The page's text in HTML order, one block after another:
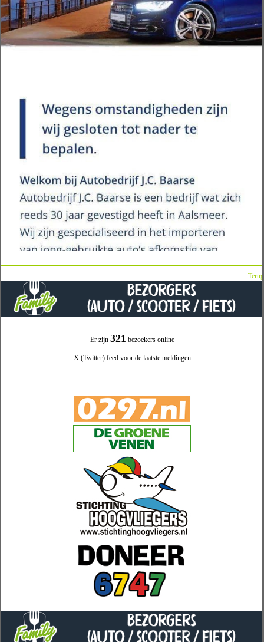
Er zijn 321 bezoekers online
X (Twitter) feed voor de laatste meldingen
Terug